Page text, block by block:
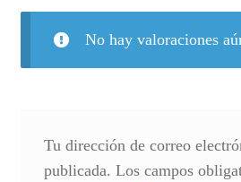
No hay valoraciones
Tu dirección de correo
publicada. Los campos